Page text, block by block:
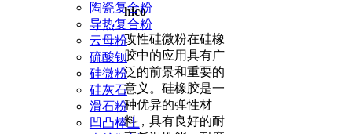
陶瓷复合粉
导热复合粉
云母粉
硫酸钡
硅微粉
硅灰石
滑石粉
凹凸棒土
hico
改性硅微粉在硅橡
胶中的应用具有广
泛的前景和重要的
意义。硅橡胶是一
种优异的弹性材
料，具有良好的耐